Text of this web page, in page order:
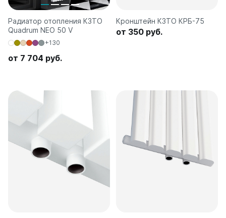
Радиатор отопления КЗТО
Quadrum NEO 50 V
+130
от 7 704 руб.
Кронштейн КЗТО КРБ-75
от 350 руб.